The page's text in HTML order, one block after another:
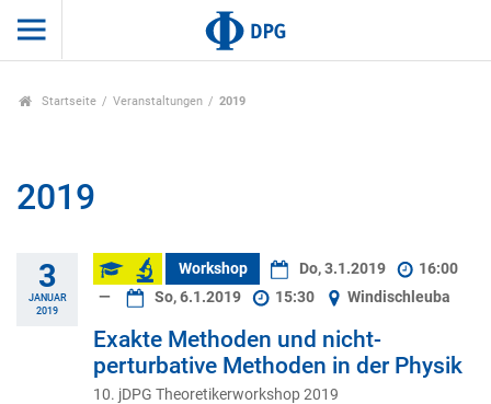
Startseite Veranstaltungen 2019
2019
3
JANUAR
2019
Workshop Do, 3.1.2019
16:00
—
So, 6.1.2019 15:30 Windischleuba
Exakte Methoden und nicht-
perturbative Methoden in der Physik
10. jDPG Theoretikerworkshop 2019